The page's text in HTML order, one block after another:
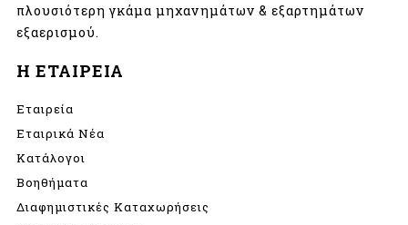
πλουσιότερη γκάμα μηχανημάτων & εξαρτημάτων
εξαερισμού.
Η ΕΤΑΙΡΕΙΑ
Εταιρεία
Εταιρικά Νέα
Κατάλογοι
Βοηθήματα
Διαφημιστικές Καταχωρήσεις